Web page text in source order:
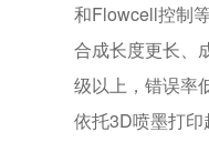
和Flowcell控制
合成长度更长、
级以上，错误率
依托3D喷墨打